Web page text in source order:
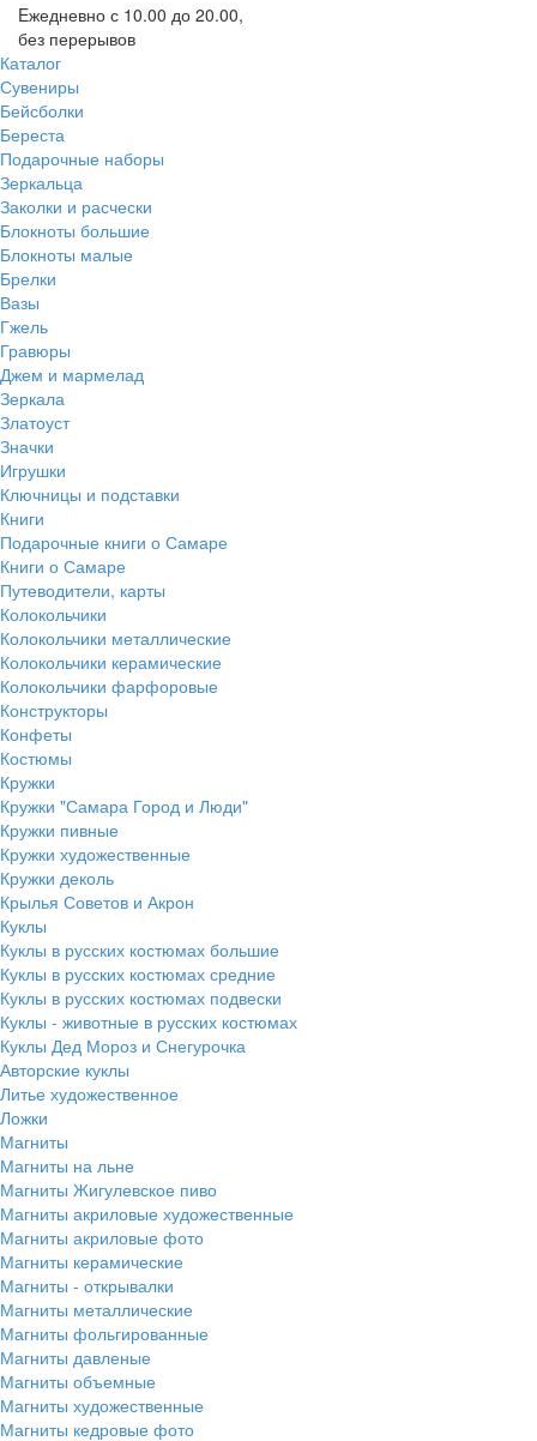
Eжедневно с 10.00 до 20.00,
без перерывов
Каталог
Сувениры
Бейсболки
Береста
Подарочные наборы
Зеркальца
Заколки и расчески
Блокноты большие
Блокноты малые
Брелки
Вазы
Гжель
Гравюры
Джем и мармелад
Зеркала
Златоуст
Значки
Игрушки
Ключницы и подставки
Книги
Подарочные книги о Самаре
Книги о Самаре
Путеводители, карты
Колокольчики
Колокольчики металлические
Колокольчики керамические
Колокольчики фарфоровые
Конструкторы
Конфеты
Костюмы
Кружки
Кружки "Самара Город и Люди"
Кружки пивные
Кружки художественные
Кружки деколь
Крылья Советов и Акрон
Куклы
Куклы в русских костюмах большие
Куклы в русских костюмах средние
Куклы в русских костюмах подвески
Куклы - животные в русских костюмах
Куклы Дед Мороз и Снегурочка
Авторские куклы
Литье художественное
Ложки
Магниты
Магниты на льне
Магниты Жигулевское пиво
Магниты акриловые художественные
Магниты акриловые фото
Магниты керамические
Магниты - открывалки
Магниты металлические
Магниты фольгированные
Магниты давленые
Магниты объемные
Магниты художественные
Магниты кедровые фото